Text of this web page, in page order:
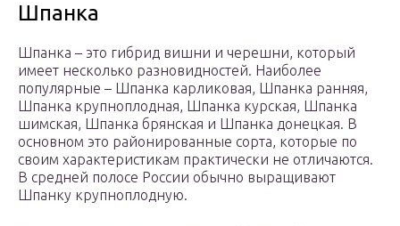
Шпанка
Шпанка – это гибрид вишни и черешни, который
имеет несколько разновидностей. Наиболее
популярные – Шпанка карликовая, Шпанка ранняя,
Шпанка крупноплодная, Шпанка курская, Шпанка
шимская, Шпанка брянская и Шпанка донецкая. В
основном это районированные сорта, которые по
своим характеристикам практически не отличаются.
В средней полосе России обычно выращивают
Шпанку крупноплодную.